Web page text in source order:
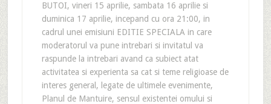
BUTOI, vineri 15 aprilie, sambata 16 aprilie si
duminica 17 aprilie, incepand cu ora 21:00, in
cadrul unei emisiuni EDITIE SPECIALA in care
moderatorul va pune intrebari si invitatul va
raspunde la intrebari avand ca subiect atat
activitatea si experienta sa cat si teme religioase de
interes general, legate de ultimele evenimente,
Planul de Mantuire, sensul existentei omului si